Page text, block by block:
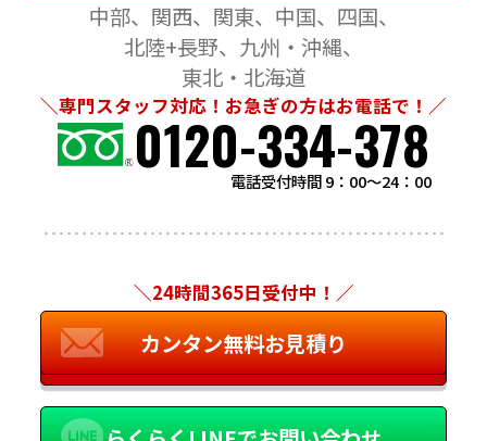
中部 関西 関東 中国
四国
北陸+長野
九州・沖縄
東北・北海道
＼専門スタッフ対応！お急ぎの方はお電話で！／
0120-334-378
電話受付時間 9：00～24：00
＼24時間365日受付中！／
カンタン無料お見積り